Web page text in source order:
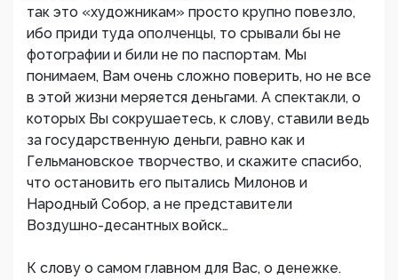
так это «художникам» просто крупно повезло,
ибо приди туда ополченцы, то срывали бы не
фотографии и били не по паспортам. Мы
понимаем, Вам очень сложно поверить, но не все
в этой жизни меряется деньгами. А спектакли, о
которых Вы сокрушаетесь, к слову, ставили ведь
за государственную деньги, равно как и
Гельмановское творчество, и скажите спасибо,
что остановить его пытались Милонов и
Народный Собор, а не представители
Воздушно-десантных войск…
К слову о самом главном для Вас, о денежке.